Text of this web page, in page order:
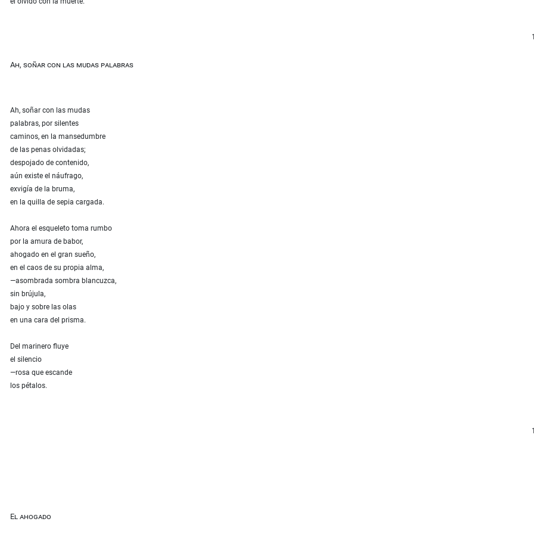
Ah, soñar con las mudas palabras
Ah, soñar con las mudas
palabras, por silentes
caminos, en la mansedumbre
de las penas olvidadas;
despojado de contenido,
aún existe el náufrago,
exvigía de la bruma,
en la quilla de sepia cargada.
Ahora el esqueleto toma rumbo
por la amura de babor,
ahogado en el gran sueño,
en el caos de su propia alma,
—asombrada sombra blancuzca,
sin brújula,
bajo y sobre las olas
en una cara del prisma.
Del marinero fluye
el silencio
—rosa que escande
los pétalos.
El ahogado